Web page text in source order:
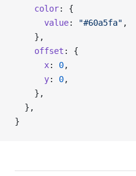
    color
: {
      value
: "#60a5fa" ,
    },
    offset
: {
      x
: 0,
      y
: 0,
    },
  },
}